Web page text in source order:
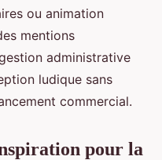
ou animation
mentions
administrative
ludique sans
commercial.
pour la